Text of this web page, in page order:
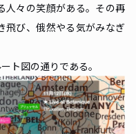
人々の笑顔がある。その再
飛び、俄然やる気がみなぎ
ト図の通りである。